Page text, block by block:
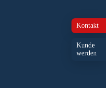
Kontakt
Kunde
werden